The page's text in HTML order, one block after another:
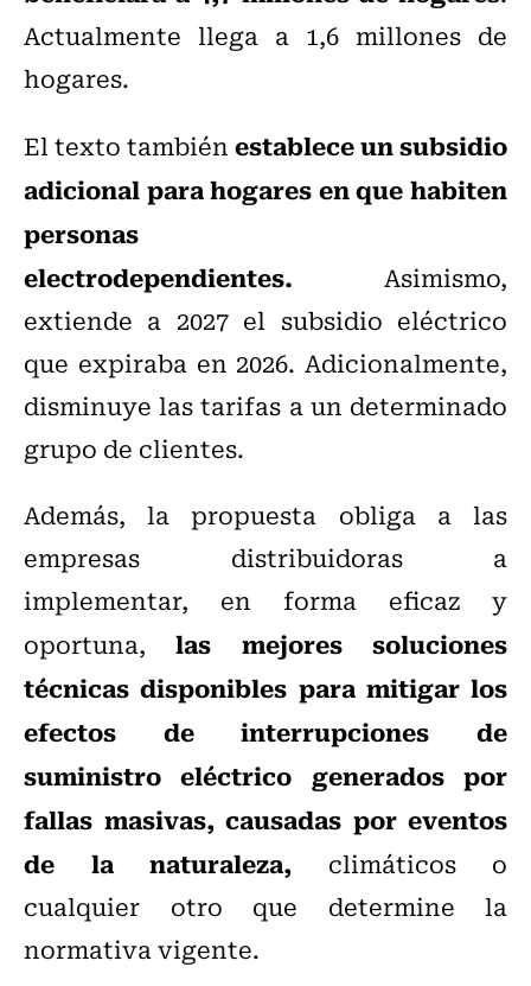
Actualmente llega a 1,6 millones de
hogares.
El texto tambiénestablece un subsidio
adicional para hogares en que habiten
personas
electrodependientes. Asimismo,
extiende a 2027 el subsidio eléctrico
que expiraba en 2026. Adicionalmente,
disminuye las tarifas a un determinado
grupo de clientes.
Además, la propuesta obliga a las
empresas distribuidoras a
implementar, en forma eficaz y
oportuna, las mejores soluciones
técnicas disponibles para mitigar los
efectos de interrupciones de
suministro eléctrico generados por
fallas masivas, causadas por eventos
de la naturaleza, climáticos o
cualquier otro que determine la
normativa vigente.